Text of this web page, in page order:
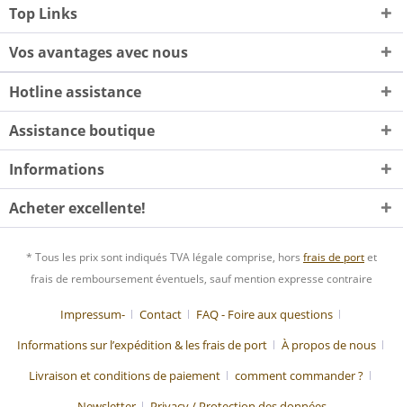
Top Links
Vos avantages avec nous
Hotline assistance
Assistance boutique
Informations
Acheter excellente!
* Tous les prix sont indiqués TVA légale comprise, hors frais de portet
frais de remboursement éventuels, sauf mention expresse contraire
Impressum- Contact
FAQ - Foire aux questions
Informations sur l’expédition & les frais de port
À propos de nous
Livraison et conditions de paiement
comment commander ?